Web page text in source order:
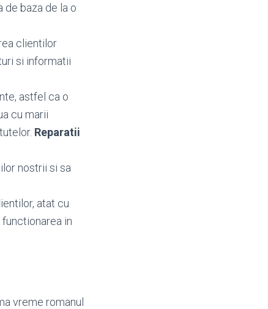
de baza de la o
clientilor
si informatii
astfel ca o
cu marii
Reparatii
nostrii si sa
atat cu
in
vreme romanul